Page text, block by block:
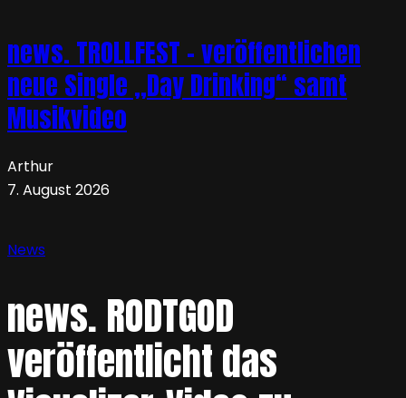
news. TROLLFEST – veröffentlichen
neue Single „Day Drinking“ samt
Musikvideo
Arthur
7. August 2026
News
news. RODTGOD
veröffentlicht das